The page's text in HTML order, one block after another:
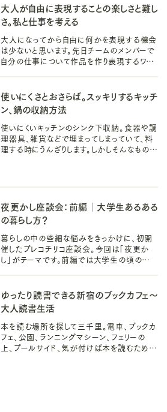
大人が自由に表現することの楽しさと難し
さ。私と仕事を考える
大人になってから自由に何かを表現する機会
は少ないと思います。先日チームのメンバーで
自分の仕事について作品を作り表現するワー
使いにくさとおさらば。スッキリするキッチ
ン、鍋の収納方法
使いにくいキッチンのシンク下収納。食器や調
理器具、雑貨などで埋まってしまっていて、料
理する時にうんざりします。しかしそんなものと
夜更かし座談会：前編│大学生あるある
の暮らし方？
暮らしの中の些細な悩みをきっかけに、初開
催したプレコチリコ座談会。今回は「夜更か
し」がテーマです。前編では大学生の頃の過ご
ゆったり読書できる新宿のブックカフェ～
大人読書生活
本を読む場所を探して三千里。電車、ブックカ
フェ、公園、ランニングマシーン、フェリーの
上、プールサイド、気が付けば本を読むために